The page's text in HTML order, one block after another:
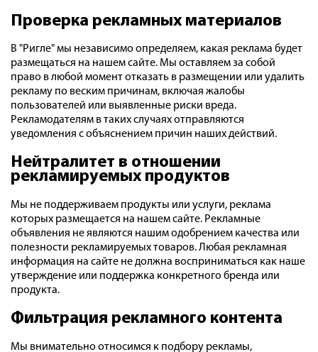
Проверка рекламных материалов
В "Ригле" мы независимо определяем, какая реклама будет
размещаться на нашем сайте. Мы оставляем за собой
право в любой момент отказать в размещении или удалить
рекламу по веским причинам, включая жалобы
пользователей или выявленные риски вреда.
Рекламодателям в таких случаях отправляются
уведомления с объяснением причин наших действий.
Нейтралитет в отношении
рекламируемых продуктов
Мы не поддерживаем продукты или услуги, реклама
которых размещается на нашем сайте. Рекламные
объявления не являются нашим одобрением качества или
полезности рекламируемых товаров. Любая рекламная
информация на сайте не должна восприниматься как наше
утверждение или поддержка конкретного бренда или
продукта.
Фильтрация рекламного контента
Мы внимательно относимся к подбору рекламы,